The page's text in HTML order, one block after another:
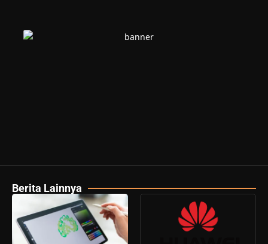
Berita Lainnya